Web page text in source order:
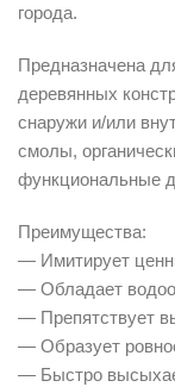
города.
Предназначена
деревянных
снаружи и/или
смолы,
функциональные
Преимущества:
— Имитирует
— Обладает
— Препятствует
— Образует
— Быстро